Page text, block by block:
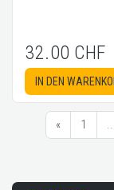
32.00 CHF
IN DEN
« 1